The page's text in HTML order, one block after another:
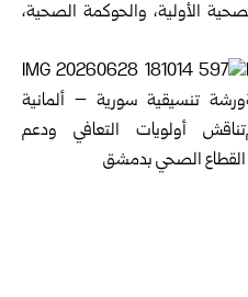
الأولية، والحوكمة الصحية،